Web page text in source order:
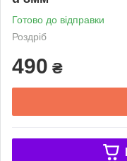
Готово до відправки
Роздріб
490 ₴